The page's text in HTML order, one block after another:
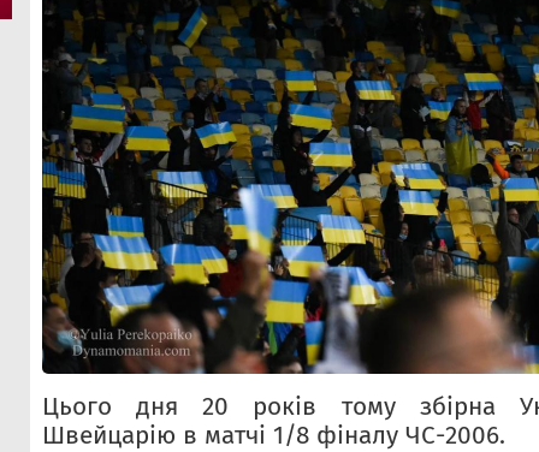
Цього дня 20 років тому збірна
Швейцарію в матчі 1/8 фіналу ЧС-2006.